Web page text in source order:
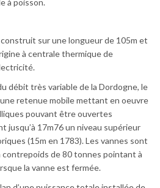
à poisson.
sur une longueur de 105m et
à centrale thermique de
débit très variable de la Dordogne, le
retenue mobile mettant en oeuvre
pouvant être ouvertes
jusqu’à 17m76 un niveau supérieur
(15m en 1783). Les vannes sont
contrepoids de 80 tonnes pointant à
la vanne est fermée.